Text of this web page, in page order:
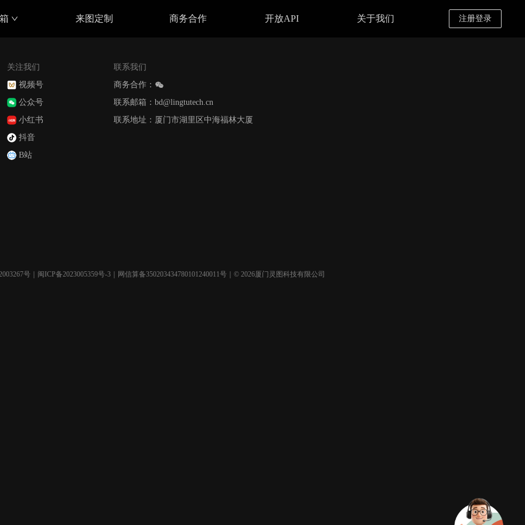
来图定制 商务合作 开放API 关于我们 注册登录
关注我们
视频号
公众号
小红书
抖音
B站
联系我们
商务合作：
联系邮箱：bd@lingtutech.cn
联系地址：厦门市湖里区中海福林大厦
号 闽ICP备2023005359号-3 ｜网信算备350203434780101240011号｜© 2026厦门灵图科技有限公司